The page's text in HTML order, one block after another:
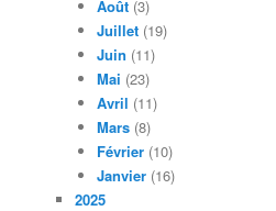
Août (3)
Juillet (19)
Juin (11)
Mai (23)
Avril (11)
Mars (8)
Février (10)
Janvier (16)
2025